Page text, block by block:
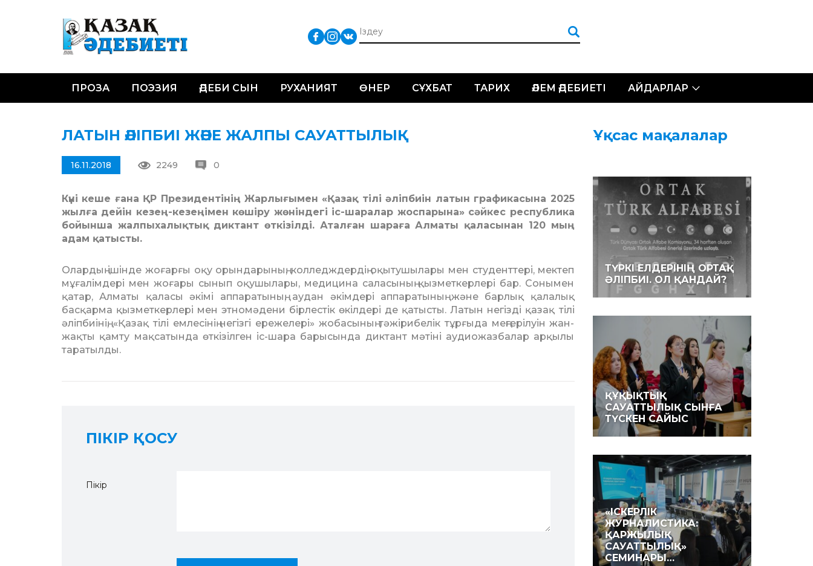
ПРОЗА ПОЭЗИЯ ӘДЕБИ СЫН РУХАНИЯТ ӨНЕР СҰХБАТ ТАРИХ ӘЛЕМ ӘДЕБИЕТІ АЙДАРЛАР
ЛАТЫН ӘЛІПБИІ ЖӘНЕ ЖАЛПЫ САУАТТЫЛЫҚ
16.11.2018 2249 0
Күні кеше ғана ҚР Президентінің Жарлығымен «Қазақ тілі әліпбиін латын графикасына 2025
жылға дейін кезең-кезеңі­мен көшіру жөніндегі іс-шаралар жоспарына» сәйкес республика
бойынша жалпыхалықтық диктант өткізілді. Аталған шараға Алматы қаласынан 120 мың
адам қатысты.
Олардың ішінде жоғарғы оқу орындарының, колледждердің оқыту­шы­лары мен студенттері, мектеп
мұғалімдері мен жоғары сынып оқушылары, медицина саласының қызметкерлері бар. Сонымен
қатар, Алматы қаласы әкімі аппаратының, аудан әкімдері аппаратының және барлық қала­лық
басқарма қызметкерлері мен этномәдени бірлестік өкілдері де қатысты. Ла­тын негізді қазақ тілі
әліпбиінің, «Қазақ тілі емлесінің негізгі ережелері» жо­басының тәжірибелік тұрғыда меңгерілуін жан-
жақты қамту мақсатында өт­кізілген іс-шара барысында дик­тант мәтіні аудиожазбалар арқылы
таратылды.
ПІКІР ҚОСУ
Пікір
Ұқсас мақалалар
ТҮРКІ ЕЛДЕРІНІҢ ОРТАҚ
ӘЛІПБИІ. ОЛ ҚАНДАЙ?
ҚҰҚЫҚТЫҚ
САУАТТЫЛЫҚ СЫНҒА
ТҮСКЕН САЙЫС
«ІСКЕРЛІК
ЖУРНАЛИСТИКА:
ҚАРЖЫЛЫҚ
САУАТТЫЛЫҚ»
СЕМИНАРЫ…